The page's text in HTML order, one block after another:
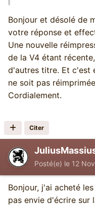
précieux, donc
réédition de choses
pas très lointain,
(sachant qu'il y a
la réédition v5
des LS et des DF).
Bonjour et désolé de
votre réponse et
Une nouvelle
de la V4 étant
d'autres titre. Et c'est
ne soit pas
Cordialement.
Citer
Posté(e) le 12
Bonjour, j'ai acheté
pas envie d'écrire sur